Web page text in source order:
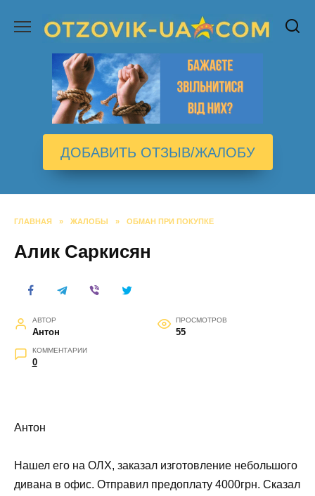
содержанию
ДОБАВИТЬ ОТЗЫВ/ЖАЛОБУ
ГЛАВНАЯ » ЖАЛОБЫ » ОБМАН ПРИ ПОКУПКЕ
Алик Саркисян
АВТОР
Антон
ПРОСМОТРОВ
55
КОММЕНТАРИИ
0
Антон
Нашел его на ОЛХ, заказал изготовление небольшого
дивана в офис. Отправил предоплату 4000грн. Сказал